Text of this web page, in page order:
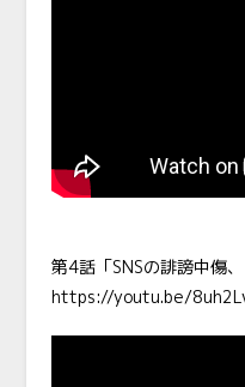
第4話「SNSの誹謗中傷
https://youtu.be/